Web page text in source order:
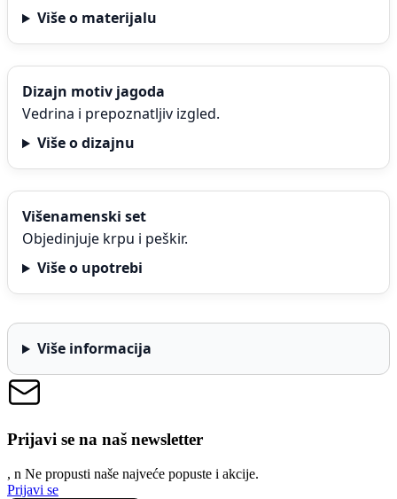
Više o materijalu
Dizajn motiv jagoda
Vedrina i prepoznatljiv izgled.
Više o dizajnu
Višenamenski set
Objedinjuje krpu i peškir.
Više o upotrebi
Više informacija
Prijavi se na naš newsletter
, n Ne propusti naše najveće popuste i akcije.
Prijavi se